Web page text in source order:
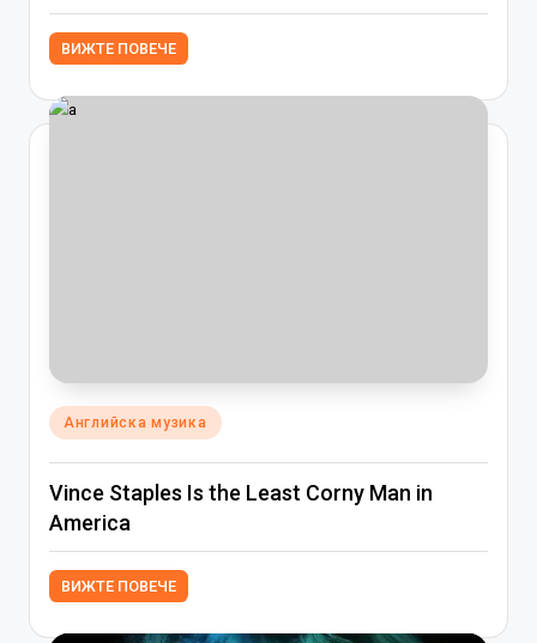
ВИЖТЕ ПОВЕЧЕ
Posted
in
Английска музика
Vince Staples Is the Least Corny Man in
America
ВИЖТЕ ПОВЕЧЕ